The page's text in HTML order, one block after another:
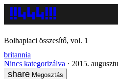
Bolhapiaci összesítő, vol. 1
britannia
Nincs kategorizálva
2015.
Megosztás